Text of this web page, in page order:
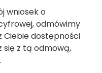
wniosek o
odmówimy
Ciebie dostępności
się z tą odmową,